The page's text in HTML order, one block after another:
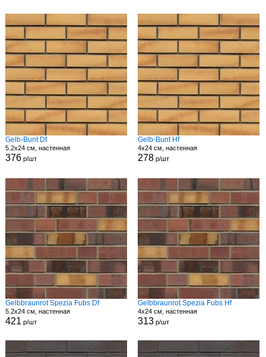
Gelb-Bunt Df
5.2x24 см, настенная
376р/шт
Gelb-Bunt Hf
4x24 см, настенная
278 р/шт
Gelbbraunrot Spezia Fubs Df
5.2x24 см, настенная
421 р/шт
Gelbbraunrot Spezia Fubs Hf
4x24 см, настенная
313 р/шт